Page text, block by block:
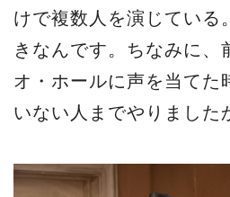
けで複数人を演じている
きなんです。ちなみに、
オ・ホールに声を当てた
いない人までやりました